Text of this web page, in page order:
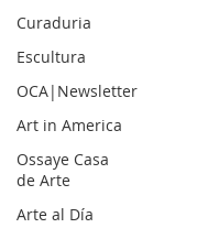
Curaduria
Escultura
OCA|Newsletter
Art in America
Ossaye Casa
de Arte
Arte al Día